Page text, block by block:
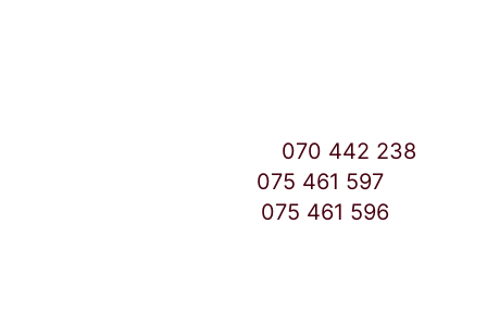
070 442 238
075 461 597
075 461 596